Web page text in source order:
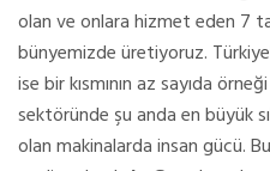
olan ve onlara hizmet eden 7
bünyemizde üretiyoruz.
ise bir kısmının az sayıda
sektöründe şu anda en büyük
olan makinalarda insan gücü.